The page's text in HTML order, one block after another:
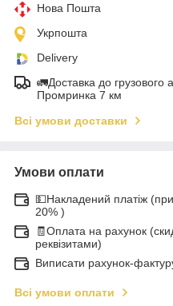
Нова Пошта
Укрпошта
Delivery
🚛Доставка до грузового
Промринка 7 км
Всі умови доставки
Умови оплати
💵Накладений платіж
20% )
🧾Оплата на рахунок
реквізитами)
Виписати рахунок-
Всі умови оплати